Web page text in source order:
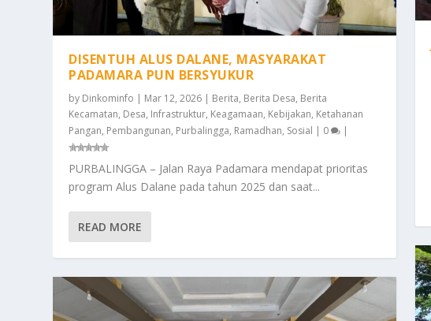
DISENTUH ALUS DALANE, MASYARAKAT
PADAMARA PUN BERSYUKUR
by Dinkominfo | Mar 12, 2026 | Berita, Berita Desa, Berita
Kecamatan, Desa, Infrastruktur, Keagamaan, Kebijakan, Ketahanan
Pangan, Pembangunan, Purbalingga, Ramadhan, Sosial | 0 |
PURBALINGGA – Jalan Raya Padamara mendapat prioritas
program Alus Dalane pada tahun 2025 dan saat...
READ MORE